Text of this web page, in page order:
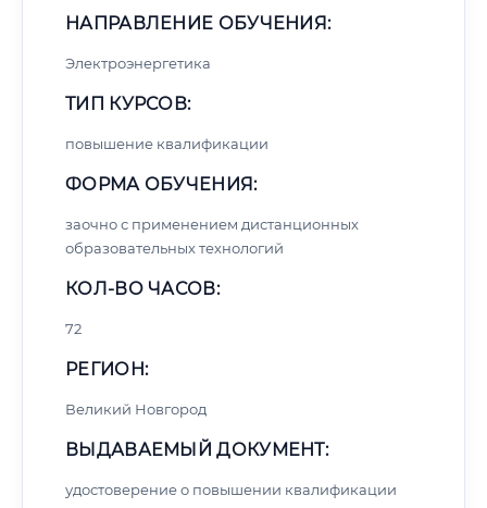
НАПРАВЛЕНИЕ ОБУЧЕНИЯ:
Электроэнергетика
ТИП КУРСОВ:
повышение квалификации
ФОРМА ОБУЧЕНИЯ:
заочно с применением дистанционных
образовательных технологий
КОЛ-ВО ЧАСОВ:
72
РЕГИОН:
Великий Новгород
ВЫДАВАЕМЫЙ ДОКУМЕНТ:
удостоверение о повышении квалификации